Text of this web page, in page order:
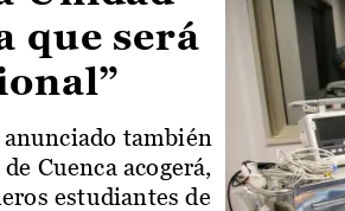
que será
también
Cuenca acogerá,
estudiantes de